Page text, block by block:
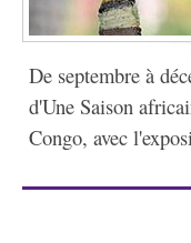
De septembre à
d'Une Saison
Congo, avec